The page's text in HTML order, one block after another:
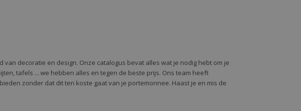
decoratie en design. Onze catalogus bevat alles wat je nodig hebt om je
tafels ... we hebben alles en tegen de beste prijs. Ons team heeft
zonder dat dit ten koste gaat van je portemonnee. Haast je en mis de